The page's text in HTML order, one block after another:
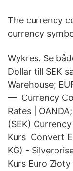
The currency
currency
Wykres. Se
Dollar till SEK
Warehouse;
— Currency
Rates |
(SEK)
Kurs Convert
KG) -
Kurs Euro